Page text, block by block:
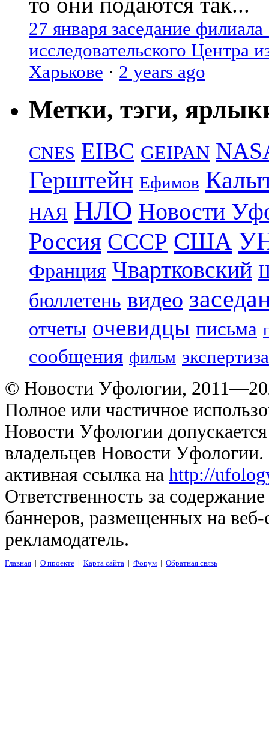
27 января заседание
исследовательского Центра
Харькове · 2 years ago
Метки, тэги,
CNES EIBC GEIPAN
Герштейн Ефимов
НАЯ НЛО Новости
Россия СССР США
Франция Чвартковский
бюллетень видео
отчеты очевидцы письма
сообщения фильм экспертиза
© Новости Уфологии,
Полное или частичное
Новости Уфологии
владельцев Новости
активная ссылка на http://
Ответственность за
баннеров, размещенных на
рекламодатель.
Главная | О проекте | Карта сайта | Форум | Обратная связь